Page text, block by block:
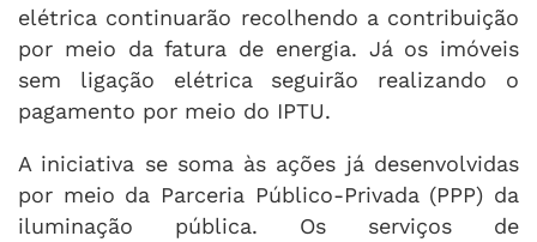
elétrica continuarão recolhendo a contribuição
por meio da fatura de energia. Já os imóveis
sem ligação elétrica seguirão realizando o
pagamento por meio do IPTU.
A iniciativa se soma às ações já desenvolvidas
por meio da Parceria Público-Privada (PPP) da
iluminação pública. Os serviços de